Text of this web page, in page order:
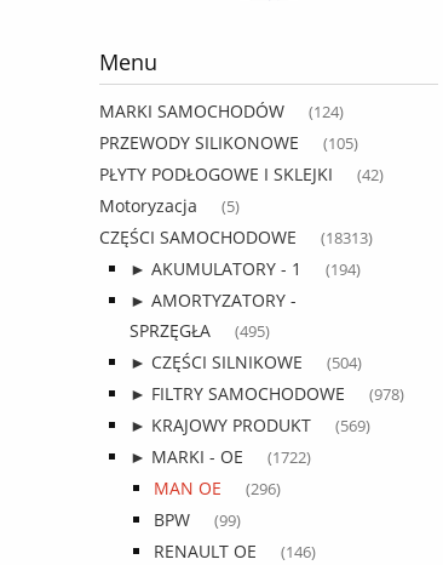
Menu
MARKI SAMOCHODÓW (124)
PRZEWODY SILIKONOWE (105)
PŁYTY PODŁOGOWE I SKLEJKI (42)
Motoryzacja (5)
CZĘŚCI SAMOCHODOWE (18313)
► AKUMULATORY - 1 (194)
► AMORTYZATORY -
SPRZĘGŁA
(495)
► CZĘŚCI SILNIKOWE (504)
► FILTRY SAMOCHODOWE (978)
► KRAJOWY PRODUKT (569)
► MARKI - OE (1722)
MAN OE (296)
BPW (99)
RENAULT OE (146)